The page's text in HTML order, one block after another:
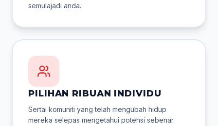
semulajadi anda.
PILIHAN RIBUAN INDIVIDU
Sertai komuniti yang telah mengubah hidup
mereka selepas mengetahui potensi sebenar